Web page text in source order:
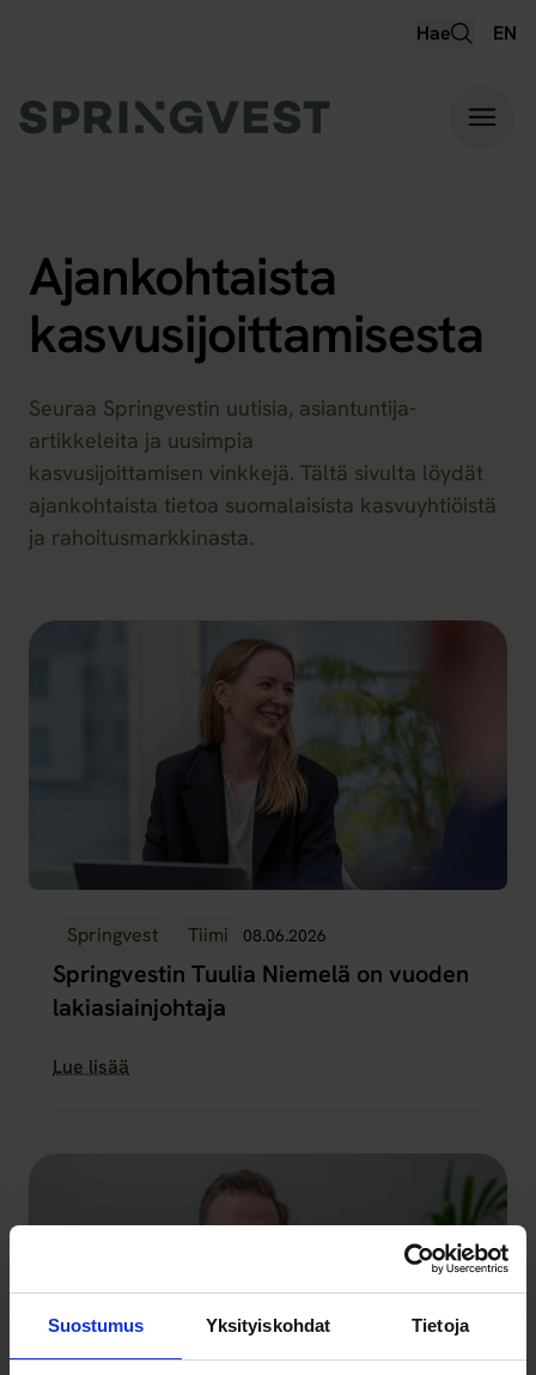
Suostumus Yksityiskohdat Tietoja
Hae EN
Ajankohtaista
kasvusijoittamisesta
Seuraa Springvestin uutisia, asiantuntija-
artikkeleita ja uusimpia
kasvusijoittamisen vinkkejä. Tältä sivulta löydät
ajankohtaista tietoa suomalaisista kasvuyhtiöistä
ja rahoitusmarkkinasta.
Springvest Tiimi 08.06.2026
Springvestin Tuulia Niemelä on vuoden
lakiasiainjohtaja
Lue lisää